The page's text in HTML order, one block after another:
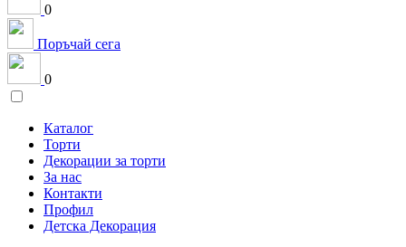
0
Поръчай сега
0
Каталог
Торти
Декорации за торти
За нас
Контакти
Профил
Детска Декорация